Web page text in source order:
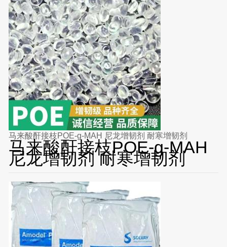
马来酸酐接枝POE-g-MAH 尼龙增韧剂 耐寒增韧剂
马来酸酐接枝POE-g-MAH
尼龙增韧剂 耐寒增韧剂